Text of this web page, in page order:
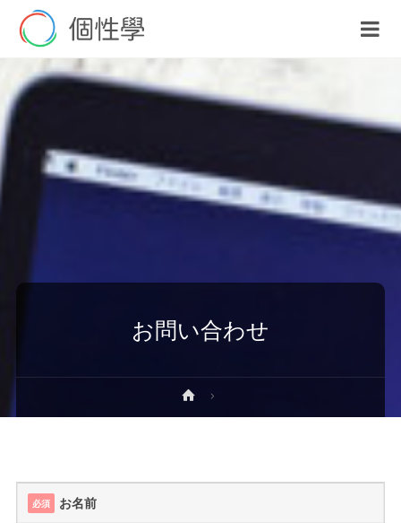
お問い合わせ
ホ
ー
必須 お名前